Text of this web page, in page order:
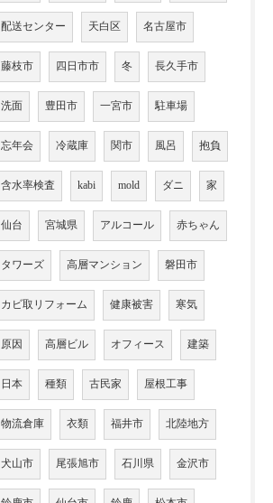
配送センター 天白区 名古屋市
藤枝市 四日市市 冬 長久手市
洗面 豊田市 一宮市 駐車場
忘年会 冷蔵庫 関市 風呂 抱負
含水率検査 kabi mold ダニ 家
仙台 宮城県 アルコール 赤ちゃん
タワーズ 高層マンション 磐田市
カビ取リフォーム 健康被害 寒気
原因 高層ビル オフィース 建築
日本 種類 古民家 屋根工事
物流倉庫 衣類 福井市 北陸地方
犬山市 尾張旭市 石川県 金沢市